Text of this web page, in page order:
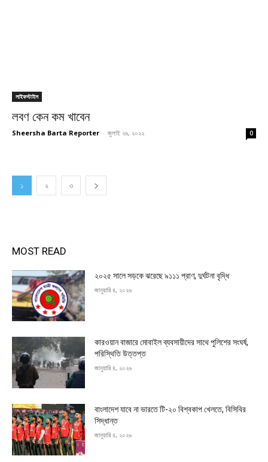
লাইফস্টাইল
লবণ কেন কম খাবেন
Sheersha Barta Reporter - জুলাই ২৬, ২০২২ 0
১ ২ ৩
MOST READ
২০২৫ সালে সড়কে ঝরেছে ৯১১১ প্রাণ, দুর্ঘটনা বৃদ্ধি
জানুয়ারি ৪, ২০২৬
কারওয়ান বাজারে মোবাইল ব্যবসায়ীদের সাথে পুলিশের সংঘর্ষ,
পরিস্থিতি উত্তপ্ত
জানুয়ারি ৪, ২০২৬
বাংলাদেশ যাবে না ভারতে টি-২০ বিশ্বকাপ খেলতে, বিসিবির
সিদ্ধান্ত
জানুয়ারি ৪, ২০২৬